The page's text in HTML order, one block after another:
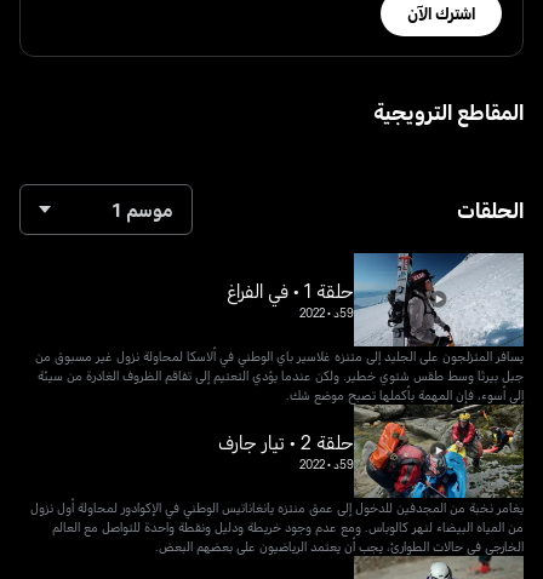
اشترك الآن
المقاطع الترويجية
الحلقات موسم 1
حلقة 1 • في الفراغ
59د •
2022
يسافر المتزلجون على الجليد إلى متنزه غلاسير باي الوطني في ألاسكا لمحاولة نزول غير مسبوق من
جبل بيرثا وسط طقس شتوي خطير. ولكن عندما يؤدي التعتيم إلى تفاقم الظروف الغادرة من سيئة
إلى أسوء، فإن المهمة بأكملها تصبح موضع شك.
حلقة 2 • تيار جارف
59د •
2022
يغامر نخبة من المجدفين للدخول إلى عمق منتزه يانغاناتيس الوطني في الإكوادور لمحاولة أول نزول
من المياه البيضاء لنهر كالوباس. ومع عدم وجود خريطة ودليل ونقطة واحدة للتواصل مع العالم
الخارجي في حالات الطوارئ، يجب أن يعتمد الرياضيون على بعضهم البعض.